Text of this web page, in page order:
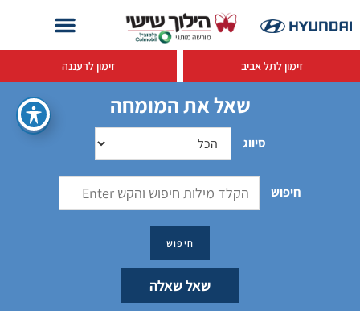
זימון לתל אביב זימון לרעננה
שאל את המומחה
סיווג
חיפוש
שאל שאלה